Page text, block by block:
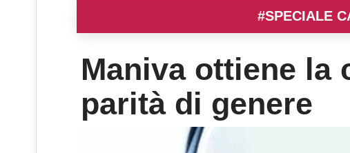
#SPECIALE
Maniva ottiene la
parità di genere